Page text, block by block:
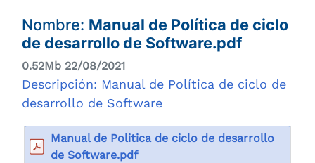
Nombre: Manual de Política de ciclo
de desarrollo de Software.pdf
0.52Mb 22/08/2021
Descripción: Manual de Política de ciclo de
desarrollo de Software
Manual de Politica de ciclo de desarrollo
de Software.pdf